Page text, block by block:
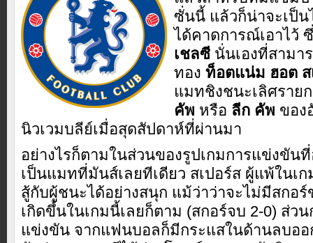
ซั่นนี้ แล้วก็น่าจะเป็
ได้คาดการณ์เอาไว้
เชลซี นั่นเองที่สามา
ทอง ท็อตแน่ม ฮอต ส
แมทชิงชนะเลิศราย
คัพ หรือ ลีก คัพ ของ
นิวเวมบลีย์เมื่อสุดสัปดาห์ที่ผ่านมา
อย่างไรก็ตามในส่วนของรูปเกมการแข่งขัน
เป็นแมทที่มันส์เลยทีเดียว สเปอร์ส ผู้แพ้ในเ
สู้กับผู้ชนะได้อย่างสนุก แม้ว่าว่าจะไม่มีสกอร์
เกิดขึ้นในเกมนี้เลยก็ตาม (สกอร์จบ 2-0) ส่ว
แข่งขัน จากแฟนบอลก็มีกระแสในด้านลบออ